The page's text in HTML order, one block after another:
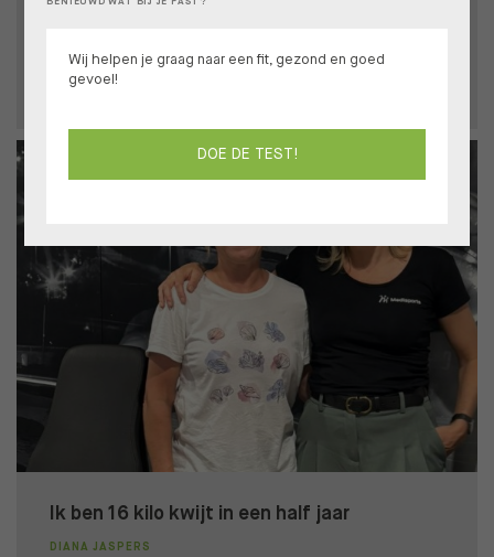
Ik ben 16 kilo kwijt in een half jaar
DIANA JASPERS
Wij helpen je graag naar een fit, gezond en goed
gevoel!
DOE DE TEST!